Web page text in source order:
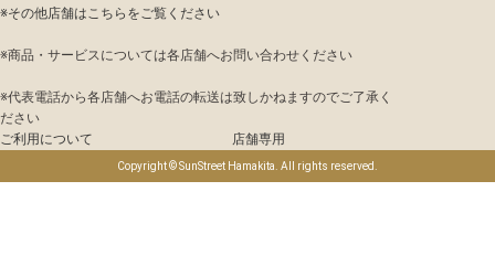
※その他店舗はこちら をご覧ください
※商品・サービスについては各店舗へお問い合わせください
※代表電話から各店舗へお電話の転送は致しかねますのでご了承く
ださい
ご利用について 店舗専用
Copyright © SunStreet Hamakita. All rights reserved.